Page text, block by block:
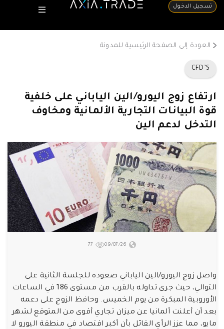
تسجيل الدخول
العودة إلى الصفحة الرئيسية للمدونة
CFD’S
ارتفاع زوج اليورو/الين الياباني على خلفية
قوة البيانات التجارية الألمانية ومخاوف
التدخل لدعم الين
09/07/26
77
واصل زوج اليورو/الين الياباني صعوده للجلسة الثانية على
التوالي، حيث جرى تداوله بالقرب من مستوى 186 في الساعات
الأوروبية المبكرة من يوم الخميس. وحافظ الزوج على دعمه
بعد أن أعلنت ألمانيا عن ميزان تجاري أقوى من المتوقع لشهر
مايو، مما عزز الرأي القائل بأن أكبر اقتصاد في منطقة اليورو لا